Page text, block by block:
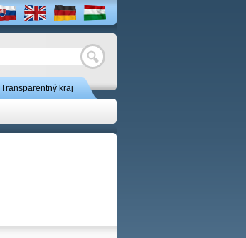
Hľadať
Transparentný kraj